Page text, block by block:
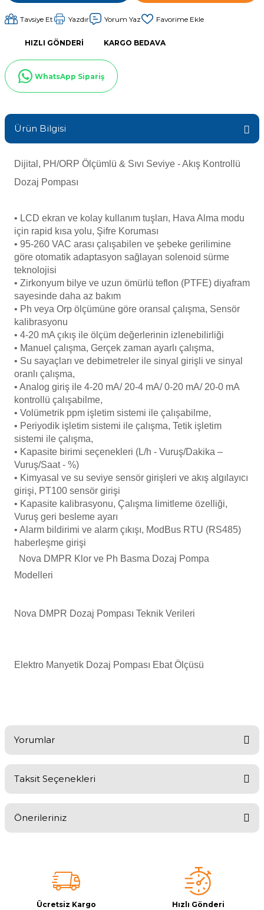
Gemaş Havuz
Toz Ph+ Yükseltici
Ayak Dezenfektanı
e Pool Expert
Havuz Filtre
Havuz Kış Kimyasalı
Kalsiyum Hipoklorit
Süper Pool
Tuz
Temizleyici
Havuz Vana
Bahçe Süs Havuzu
Endüstriyel Blower
Ayak Havuzu
Bahçe Havuz
Havuz Robotu Yedek
Dalgıç Pompa
Dezenfeksiyon
Havuz Güvenlik
Havuz
Kapağı
Jakuzi Sauna
Kuvars Cam
Yangın Pompası
Tavsiye Et Yazdır Yorum Yaz
HIZLI GÖNDERI KARGO BEDAVA
WhatsApp Sipariş
Ürün Bilgisi
Dijital, PH/ORP Ölçümlü & Sıvı Seviye - Akış Kontrollü
Dozaj Pompası
• LCD ekran ve kolay kullanım tuşları, Hava Alma modu
için rapid kısa yolu, Şifre Koruması
• 95-260 VAC arası çalışabilen ve şebeke gerilimine
göre otomatik adaptasyon sağlayan solenoid sürme
teknolojisi
• Zirkonyum bilye ve uzun ömürlü teflon (PTFE) diyafram
sayesinde daha az bakım
• Ph veya Orp ölçümüne göre oransal çalışma, Sensör
kalibrasyonu
• 4-20 mA çıkış ile ölçüm değerlerinin izlenebilirliği
• Manuel çalışma, Gerçek zaman ayarlı çalışma,
• Su sayaçları ve debimetreler ile sinyal girişli ve sinyal
oranlı çalışma,
• Analog giriş ile 4-20 mA/ 20-4 mA/ 0-20 mA/ 20-0 mA
kontrollü çalışabilme,
• Volümetrik ppm işletim sistemi ile çalışabilme,
• Periyodik işletim sistemi ile çalışma, Tetik işletim
sistemi ile çalışma,
• Kapasite birimi seçenekleri (L/h - Vuruş/Dakika –
Vuruş/Saat - %)
• Kimyasal ve su seviye sensör girişleri ve akış algılayıcı
girişi, PT100 sensör girişi
• Kapasite kalibrasyonu, Çalışma limitleme özelliği,
Vuruş geri besleme ayarı
• Alarm bildirimi ve alarm çıkışı, ModBus RTU (RS485)
haberleşme girişi
Nova DMPR Klor ve Ph Basma Dozaj Pompa
Modelleri
Nova DMPR Dozaj Pompası Teknik Verileri
Elektro Manyetik Dozaj Pompası Ebat Ölçüsü
Yorumlar
Taksit Seçenekleri
Önerileriniz
Görüş ve önerileriniz için teşekkür ederiz.
Ürün resmi kalitesiz, bozuk veya görüntülenemiyor.
Ücretsiz Kargo
Hızlı Gönderi